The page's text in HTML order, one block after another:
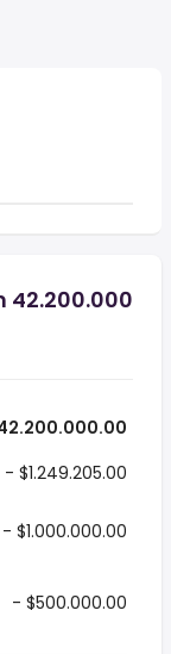
42.200.000
- $1.249.205.00
- $1.000.000.00
- $500.000.00